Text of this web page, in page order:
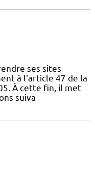
ses sites
à l'article 47 de la
À cette fin, il met
suiva